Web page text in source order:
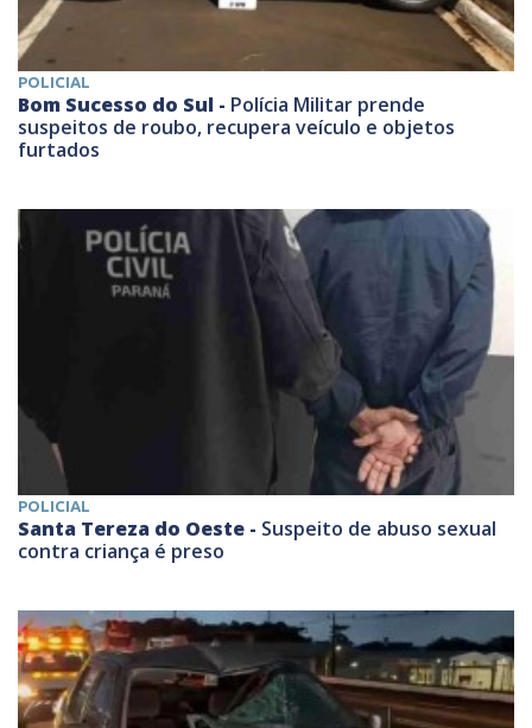
POLICIAL
Bom Sucesso do Sul - Polícia Militar prende
suspeitos de roubo, recupera veículo e objetos
furtados
POLICIAL
Santa Tereza do Oeste - Suspeito de abuso sexual
contra criança é preso